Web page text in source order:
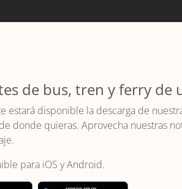
de bus, tren y ferry de
estará disponible la descarga de
donde quieras. Aprovecha nuestras
para iOS y Android.